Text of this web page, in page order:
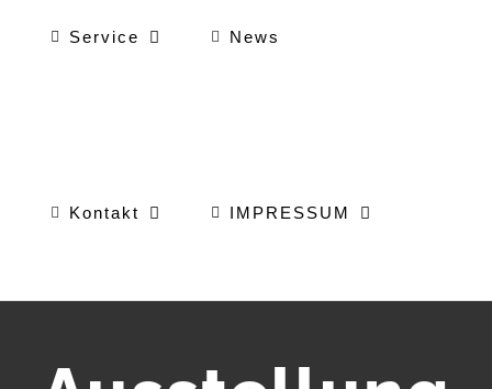
Service News
Kontakt IMPRESSUM